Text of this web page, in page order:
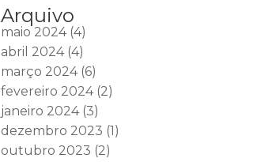
Arquivo
maio 2024(4)
abril 2024(4)
março 2024(6)
fevereiro 2024(2)
janeiro 2024(3)
dezembro 2023 (1)
outubro 2023 (2)